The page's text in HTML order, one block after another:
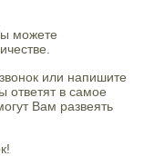
можете
или напишите
ответят в самое
Вам развеять